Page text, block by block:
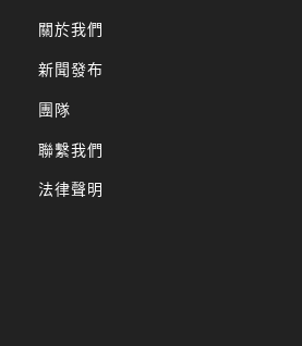
關於我們
新聞發布
團隊
聯繫我們
法律聲明